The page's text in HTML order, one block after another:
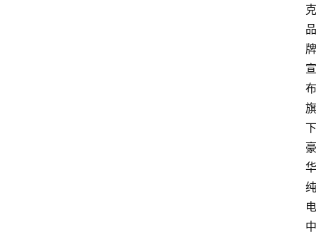
克
品
牌
宣
布
旗
下
豪
华
纯
电
中